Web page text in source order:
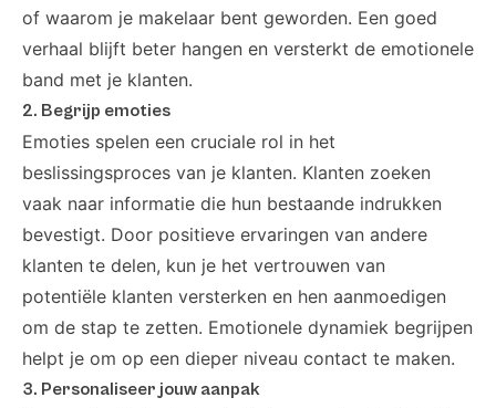
of waarom je makelaar bent geworden. Een goed
verhaal blijft beter hangen en versterkt de emotionele
band met je klanten.
2. Begrijp emoties
Emoties spelen een cruciale rol in het
beslissingsproces van je klanten. Klanten zoeken
vaak naar informatie die hun bestaande indrukken
bevestigt. Door positieve ervaringen van andere
klanten te delen, kun je het vertrouwen van
potentiële klanten versterken en hen aanmoedigen
om de stap te zetten. Emotionele dynamiek begrijpen
helpt je om op een dieper niveau contact te maken.
3. Personaliseer jouw aanpak